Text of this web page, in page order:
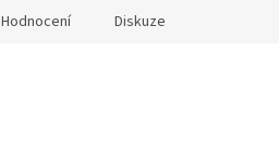
Hodnocení Diskuze